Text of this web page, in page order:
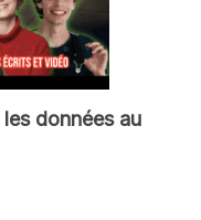
données au